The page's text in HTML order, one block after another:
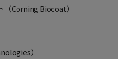
Corning Biocoat）
）